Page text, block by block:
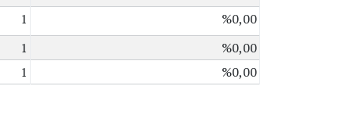
1
%0,00
1
%0,00
1 %0,00